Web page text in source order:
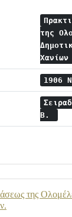
της
Χανίων
1906
Β.
της